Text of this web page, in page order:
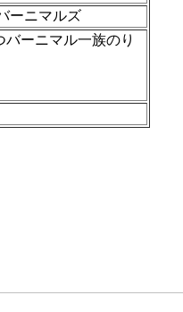
ーニマルズ
ーニマル一族のり